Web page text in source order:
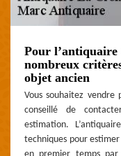
Pour
nombreux
objet ancien
Vous souhaitez vendre
conseillé de
estimation.
techniques pour
en premier temps par